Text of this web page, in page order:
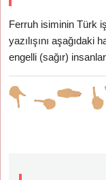
Ferruh isiminin Türk
yazılışını
engelli (sağır)